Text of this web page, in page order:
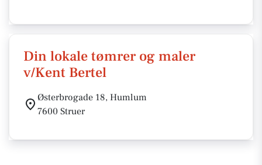
Din lokale tømrer og maler
v/Kent Bertel
Østerbrogade 18, Humlum
7600 Struer